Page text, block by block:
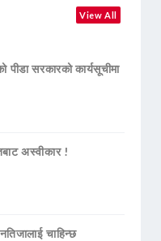
View All
पीडा सरकारको कार्यसूचीमा
अस्वीकार !
चाहिन्छ